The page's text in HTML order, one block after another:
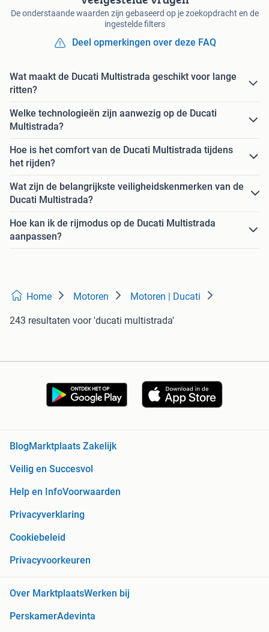
De onderstaande waarden zijn gebaseerd op je zoekopdracht en de
ingestelde filters
Deel opmerkingen over deze FAQ
Wat maakt de Ducati Multistrada geschikt voor lange
ritten?
Welke technologieën zijn aanwezig op de Ducati
Multistrada?
Hoe is het comfort van de Ducati Multistrada tijdens
het rijden?
Wat zijn de belangrijkste veiligheidskenmerken van de
Ducati Multistrada?
Hoe kan ik de rijmodus op de Ducati Multistrada
aanpassen?
Home Motoren Motoren | Ducati
243 resultaten voor 'ducati multistrada'
Blog Marktplaats Zakelijk
Veilig en Succesvol
Help en InfoVoorwaarden
Privacyverklaring
Cookiebeleid
Privacyvoorkeuren
Over MarktplaatsWerken bij
PerskamerAdevinta